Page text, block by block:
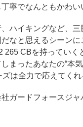
寧でなんともかわい
ハイキングなど、三
なと思えるシーン
265 CBを持っていく
まったあなたの“本
は全力で応えてくれ
ガードフォースジャ